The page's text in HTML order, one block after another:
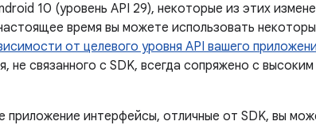
10 (уровень API 29), некоторые из этих
время вы можете использовать
от целевого уровня API вашего
не связанного с SDK, всегда сопряжено с
приложение интерфейсы, отличные от SDK, вы